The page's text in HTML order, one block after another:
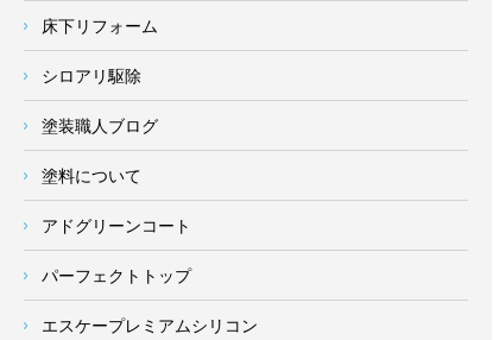
床下リフォーム
シロアリ駆除
塗装職人ブログ
塗料について
アドグリーンコート
パーフェクトトップ
エスケープレミアムシリコン